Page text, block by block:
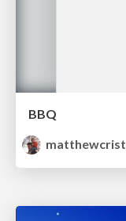
BBQ
matthewcrist